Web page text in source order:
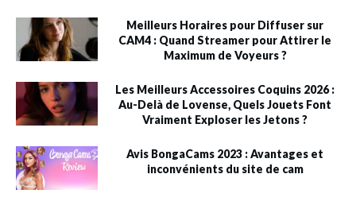
Meilleurs Horaires pour Diffuser sur
CAM4 : Quand Streamer pour Attirer le
Maximum de Voyeurs ?
Les Meilleurs Accessoires Coquins 2026 :
Au-Delà de Lovense, Quels Jouets Font
Vraiment Exploser les Jetons ?
Avis BongaCams 2023 : Avantages et
inconvénients du site de cam